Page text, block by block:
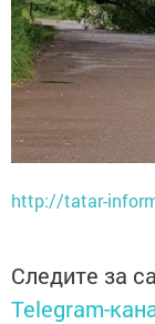
http://tatar-
Следите за
Telegram-